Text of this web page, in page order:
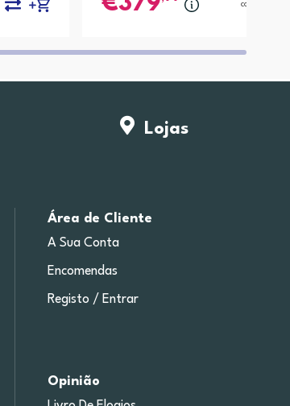
comparar
Lojas
Área de Cliente
A Sua Conta
Encomendas
Registo / Entrar
Opinião